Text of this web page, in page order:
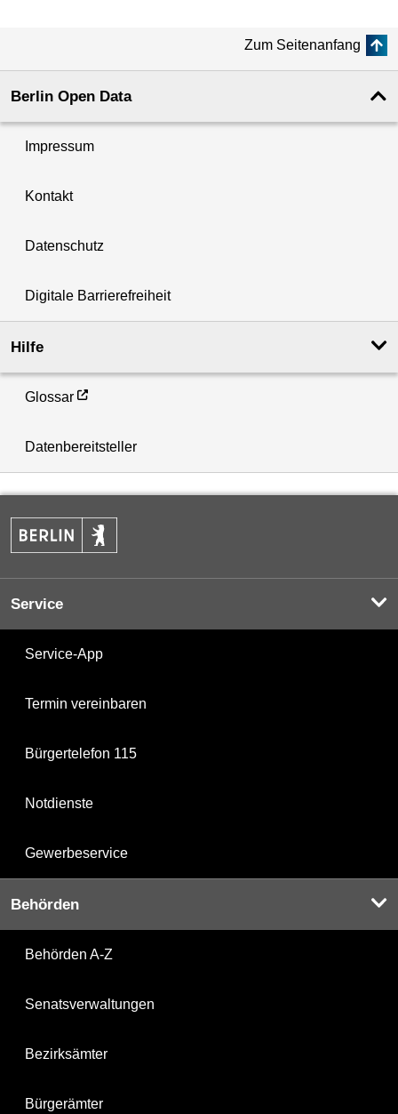
Zum Seitenanfang
Berlin Open Data
Impressum
Kontakt
Datenschutz
Digitale Barrierefreiheit
Hilfe
Glossar
Datenbereitsteller
Service
Service-App
Termin vereinbaren
Bürgertelefon 115
Notdienste
Gewerbeservice
Behörden
Behörden A-Z
Senatsverwaltungen
Bezirksämter
Bürgerämter